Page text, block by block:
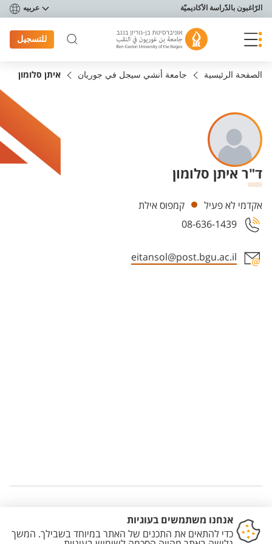
תפריט נגישות
الرّاغبون بالدّراسة الأكاديميّة عربيه
للتسجيل
الصفحة الرئيسية جامعة أنشي سيجل في جوريان איתן סלומון
ד"ר איתן סלומון
Departments
אקדמי לא פעיל
קמפוס אילת
08-636-1439
eitansol@post.bgu.ac.il